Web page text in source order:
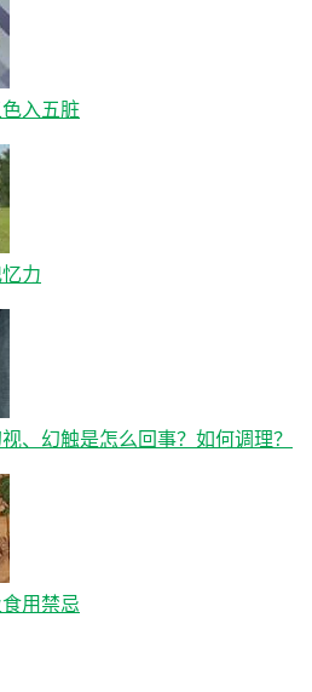
入五脏
力
、幻触是怎么回事？如何调理？
用禁忌